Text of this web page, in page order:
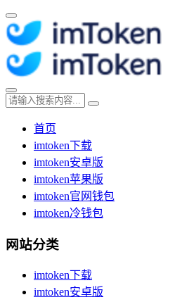
首页
imtoken下载
imtoken安卓版
imtoken苹果版
imtoken官网钱包
imtoken冷钱包
网站分类
imtoken下载
imtoken安卓版